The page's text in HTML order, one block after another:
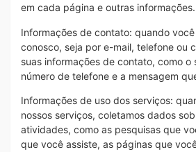
em cada página e outras informações.
Informações de contato: quando
conosco, seja por e-mail, telefone ou
suas informações de contato, como o
número de telefone e a mensagem
Informações de uso dos serviços:
nossos serviços, coletamos dados
atividades, como as pesquisas que
que você assiste, as páginas que